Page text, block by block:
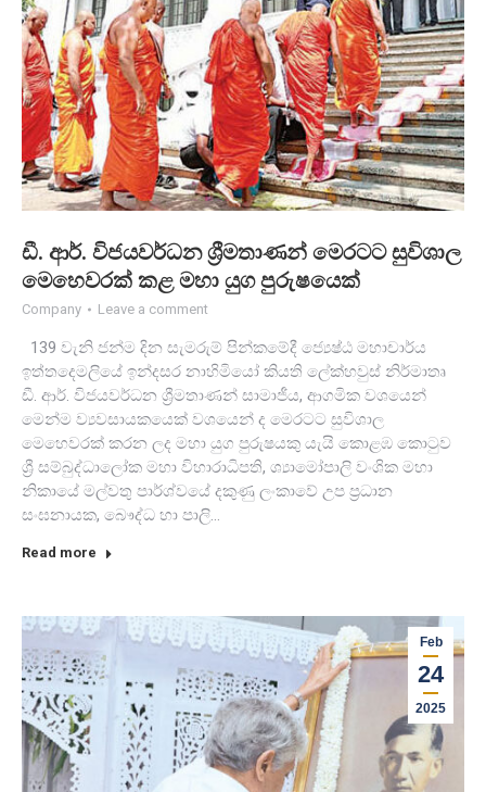
ඩී. ආර්. විජයවර්ධන ශ්‍රීමතාණන් මෙරටට සුවිශාල
මෙහෙවරක් කළ මහා යුග පුරුෂයෙක්
Company Leave a comment
139 වැනි ජන්ම දින සැමරුම් පින්කමේදී ජ්‍යෙෂ්ඨ මහාචාර්ය
ඉත්තදෙමලියේ ඉන්දසර නාහිමියෝ කියති ලේක්හවුස් නිර්මාතෘ
ඩී. ආර්. විජයවර්ධන ශ්‍රීමතාණන් සාමාජීය, ආගමික වශයෙන්
මෙන්ම ව්‍යවසායකයෙක් වශයෙන් ද මෙරටට සුවිශාල
මෙහෙවරක් කරන ලද මහා යුග පුරුෂයකු යැයි කොළඹ කොටුව
ශ්‍රී සම්බුද්ධාලෝක මහා විහාරාධිපති, ශ්‍යාමෝපාලි වංශික මහා
නිකායේ මල්වතු පාර්ශ්වයේ දකුණු ලංකාවේ උප ප්‍රධාන
සංඝනායක, බෞද්ධ හා පාලි…
Read more
Feb
24
2025